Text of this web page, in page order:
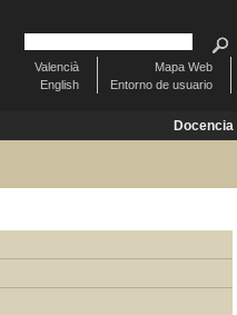
Mapa Web
Entorno de usuario
Valencià
English
Docencia